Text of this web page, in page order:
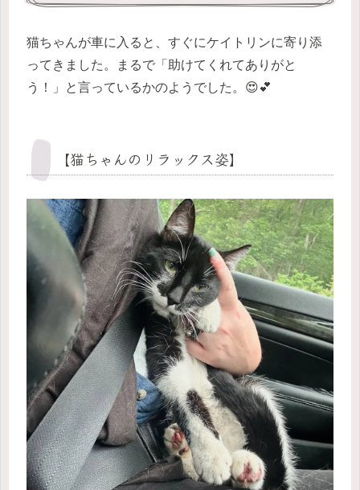
猫ちゃんが車に入ると、すぐにケイトリンに寄り添
ってきました。まるで「助けてくれてありがと
う！」と言っているかのようでした。😍💕
【猫ちゃんのリラックス姿】